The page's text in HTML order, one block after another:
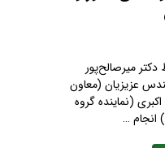
دکتر میرصالح‌پور
عزیزیان (معاون
(نماینده گروه
انجام …